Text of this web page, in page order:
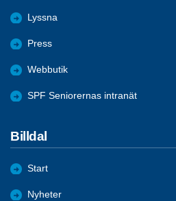
Lyssna
Press
Webbutik
SPF Seniorernas intranät
Billdal
Start
Nyheter